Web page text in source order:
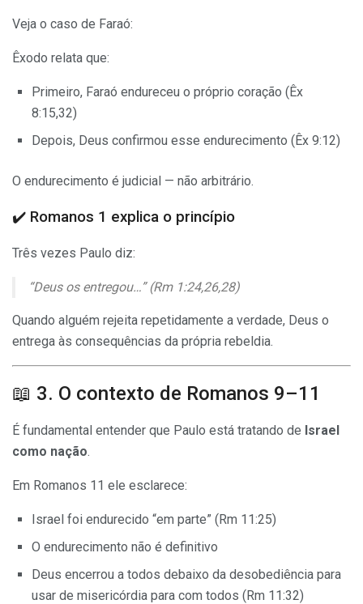
Veja o caso de Faraó:
Êxodo relata que:
Primeiro, Faraó endureceu o próprio coração (Êx
8:15,32)
Depois, Deus confirmou esse endurecimento (Êx 9:12)
O endurecimento é judicial — não arbitrário.
✔️ Romanos 1 explica o princípio
Três vezes Paulo diz:
“Deus os entregou…” (Rm 1:24,26,28)
Quando alguém rejeita repetidamente a verdade, Deus o
entrega às consequências da própria rebeldia.
📖 3. O contexto de Romanos 9–11
É fundamental entender que Paulo está tratando de Israel
como nação.
Em Romanos 11 ele esclarece:
Israel foi endurecido “em parte” (Rm 11:25)
O endurecimento não é definitivo
Deus encerrou a todos debaixo da desobediência para
usar de misericórdia para com todos (Rm 11:32)